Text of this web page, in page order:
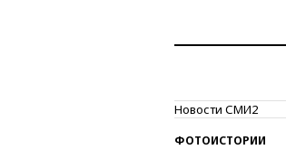
Новости СМИ2
ФОТОИСТОРИИ